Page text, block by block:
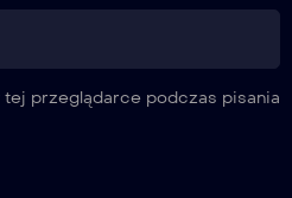
przeglądarce podczas pisania